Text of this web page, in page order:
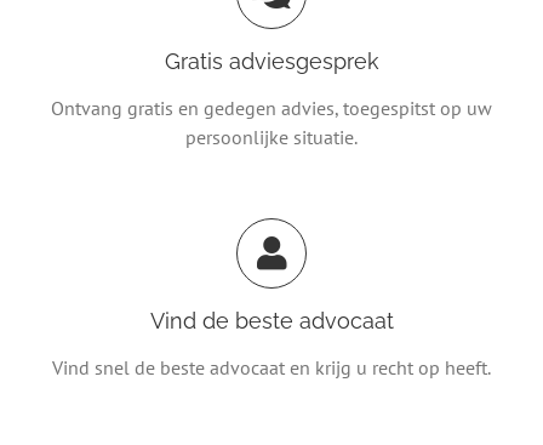
Gratis adviesgesprek
Ontvang gratis en gedegen advies, toegespitst op uw
persoonlijke situatie.
Vind de beste advocaat
Vind snel de beste advocaat en krijg u recht op heeft.